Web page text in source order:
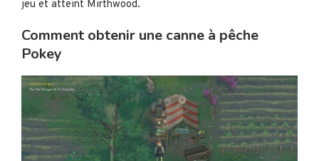
jeu et atteint Mirthwood.
Comment obtenir une canne à pêche
Pokey